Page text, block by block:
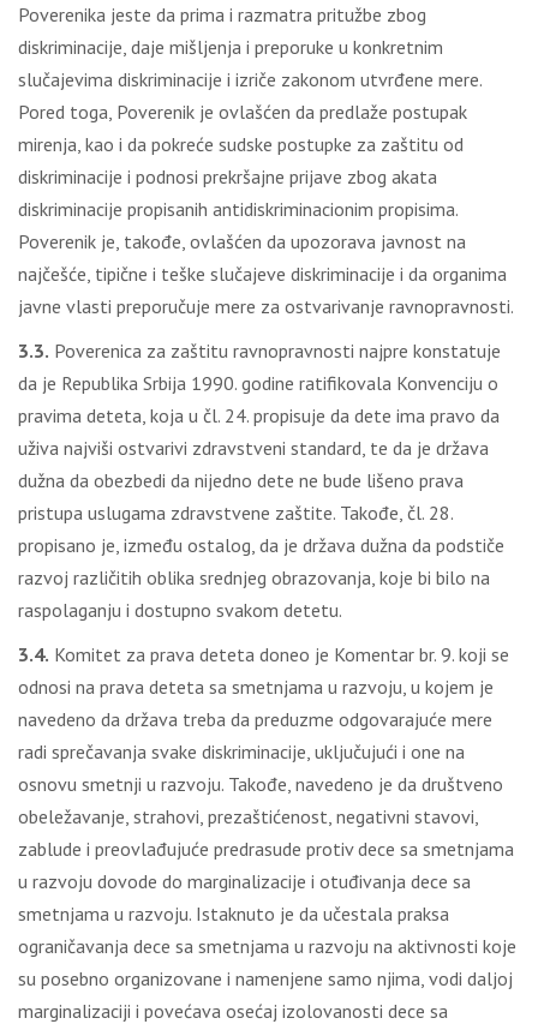
Poverenika jeste da prima i razmatra pritužbe zbog
diskriminacije, daje mišljenja i preporuke u konkretnim
slučajevima diskriminacije i izriče zakonom utvrđene mere.
Pored toga, Poverenik je ovlašćen da predlaže postupak
mirenja, kao i da pokreće sudske postupke za zaštitu od
diskriminacije i podnosi prekršajne prijave zbog akata
diskriminacije propisanih antidiskriminacionim propisima.
Poverenik je, takođe, ovlašćen da upozorava javnost na
najčešće, tipične i teške slučajeve diskriminacije i da organima
javne vlasti preporučuje mere za ostvarivanje ravnopravnosti.
3.3. Poverenica za zaštitu ravnopravnosti najpre konstatuje
da je Republika Srbija 1990. godine ratifikovala Konvenciju o
pravima deteta, koja u čl. 24. propisuje da dete ima pravo da
uživa najviši ostvarivi zdravstveni standard, te da je država
dužna da obezbedi da nijedno dete ne bude lišeno prava
pristupa uslugama zdravstvene zaštite. Takođe, čl. 28.
propisano je, između ostalog, da je država dužna da podstiče
razvoj različitih oblika srednjeg obrazovanja, koje bi bilo na
raspolaganju i dostupno svakom detetu.
3.4. Komitet za prava deteta doneo je Komentar br. 9. koji se
odnosi na prava deteta sa smetnjama u razvoju, u kojem je
navedeno da država treba da preduzme odgovarajuće mere
radi sprečavanja svake diskriminacije, uključujući i one na
osnovu smetnji u razvoju. Takođe, navedeno je da društveno
obeležavanje, strahovi, prezaštićenost, negativni stavovi,
zablude i preovlađujuće predrasude protiv dece sa smetnjama
u razvoju dovode do marginalizacije i otuđivanja dece sa
smetnjama u razvoju. Istaknuto je da učestala praksa
ograničavanja dece sa smetnjama u razvoju na aktivnosti koje
su posebno organizovane i namenjene samo njima, vodi daljoj
marginalizaciji i povećava osećaj izolovanosti dece sa